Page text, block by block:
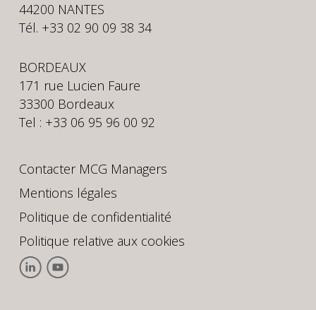
44200 NANTES
Tél. +33 02 90 09 38 34
BORDEAUX
171 rue Lucien Faure
33300 Bordeaux
Tel : +33 06 95 96 00 92
Contacter MCG Managers
Mentions légales
Politique de confidentialité
Politique relative aux cookies